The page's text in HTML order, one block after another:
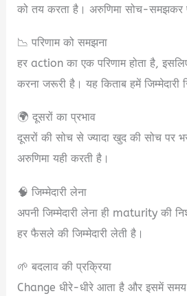
को तय करता है। अरुणिमा सोच-
📉 परिणाम को समझना
हर action का एक परिणाम होता है,
करना जरूरी है। यह किताब हमें जिम्मेदारी
🌍 दूसरों का प्रभाव
दूसरों की सोच से ज्यादा खुद की सोच पर
अरुणिमा यही करती है।
🧠 जिम्मेदारी लेना
अपनी जिम्मेदारी लेना ही maturity की
हर फैसले की जिम्मेदारी लेती है।
🌱 बदलाव की प्रक्रिया
Change धीरे-धीरे आता है और इसमें